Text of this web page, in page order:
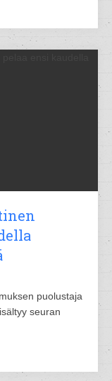
puolustaja
seuran